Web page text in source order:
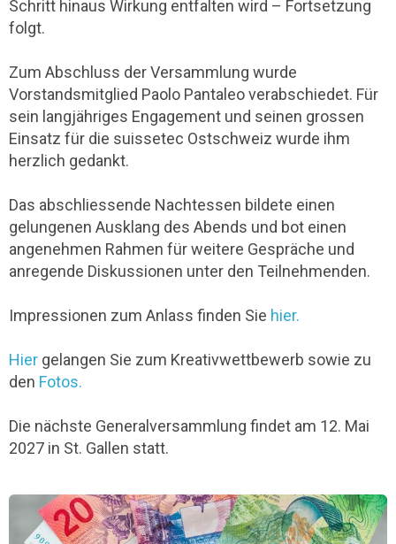
Schritt hinaus Wirkung entfalten wird – Fortsetzung
folgt.
Zum Abschluss der Versammlung wurde
Vorstandsmitglied Paolo Pantaleo verabschiedet. Für
sein langjähriges Engagement und seinen grossen
Einsatz für die suissetec Ostschweiz wurde ihm
herzlich gedankt.
Das abschliessende Nachtessen bildete einen
gelungenen Ausklang des Abends und bot einen
angenehmen Rahmen für weitere Gespräche und
anregende Diskussionen unter den Teilnehmenden.
Impressionen zum Anlass finden Sie hier.
Hier gelangen Sie zum Kreativwettbewerb sowie zu
den Fotos.
Die nächste Generalversammlung findet am 12. Mai
2027 in St. Gallen statt.